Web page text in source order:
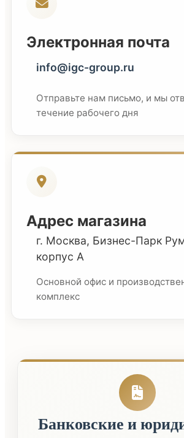
Электронная почта
info@igc-group.ru
Отправьте нам письмо, и мы
течение рабочего дня
Адрес магазина
г. Москва, Бизнес-Парк
корпус А
Основной офис и
комплекс
Банковские и